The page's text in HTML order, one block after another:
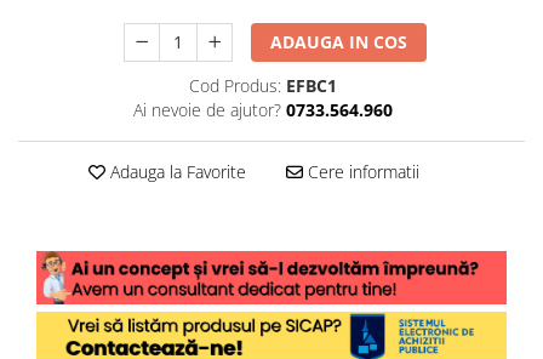
ADAUGA IN COS
Cod Produs: EFBC1
Ai nevoie de ajutor? 0733.564.960
Adauga la Favorite Cere informatii